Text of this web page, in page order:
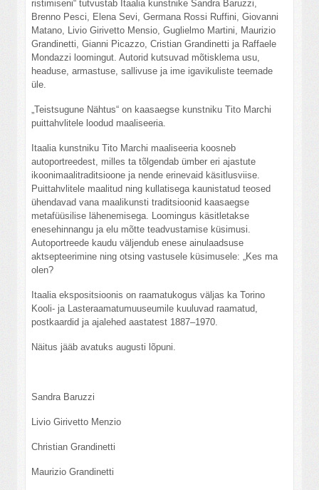
ristimiseni“ tutvustab Itaalia kunstnike Sandra Baruzzi,
Brenno Pesci, Elena Sevi, Germana Rossi Ruffini, Giovanni
Matano, Livio Girivetto Mensio, Guglielmo Martini, Maurizio
Grandinetti, Gianni Picazzo, Cristian Grandinetti ja Raffaele
Mondazzi loomingut. Autorid kutsuvad mõtisklema usu,
headuse, armastuse, sallivuse ja ime igavikuliste teemade
üle.
„Teistsugune Nähtus“ on kaasaegse kunstniku Tito Marchi
puittahvlitele loodud maaliseeria.
Itaalia kunstniku Tito Marchi maaliseeria koosneb
autoportreedest, milles ta tõlgendab ümber eri ajastute
ikoonimaalitraditsioone ja nende erinevaid käsitlusviise.
Puittahvlitele maalitud ning kullatisega kaunistatud teosed
ühendavad vana maalikunsti traditsioonid kaasaegse
metafüüsilise lähenemisega. Loomingus käsitletakse
enesehinnangu ja elu mõtte teadvustamise küsimusi.
Autoportreede kaudu väljendub enese ainulaadsuse
aktsepteerimine ning otsing vastusele küsimusele: „Kes ma
olen?
Itaalia ekspositsioonis on raamatukogus väljas ka Torino
Kooli- ja Lasteraamatumuuseumile kuuluvad raamatud,
postkaardid ja ajalehed aastatest 1887–1970.
Näitus jääb avatuks augusti lõpuni.
Sandra Baruzzi
Livio Girivetto Menzio
Christian Grandinetti
Maurizio Grandinetti